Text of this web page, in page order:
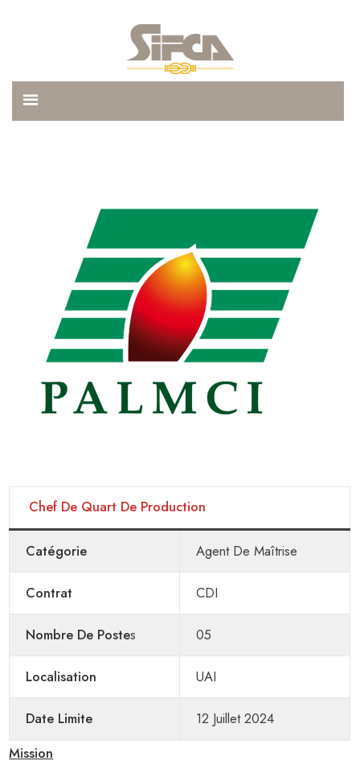
Chef De Quart De Production
Catégorie Agent De Maîtrise
Contrat CDI
Nombre De PosteS 05
Localisation UAI
Date Limite
12 Juillet 2024
Mission